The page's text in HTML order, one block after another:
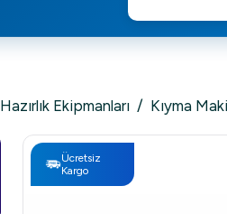
Hazırlık Ekipmanları / Kıyma
Ücretsiz
Kargo